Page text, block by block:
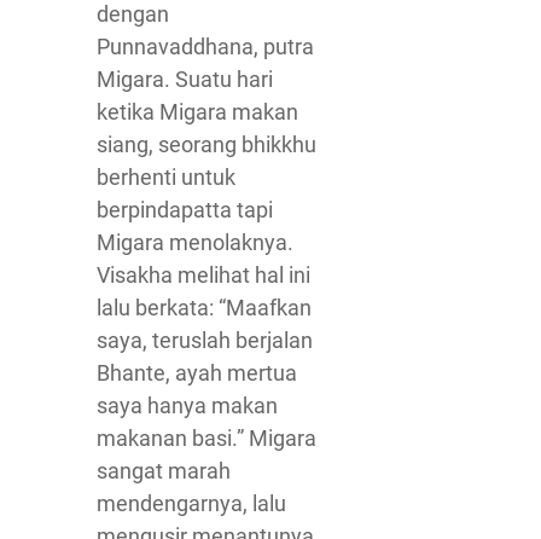
dengan
Punnavaddhana, putra
Migara. Suatu hari
ketika Migara makan
siang, seorang bhikkhu
berhenti untuk
berpindapatta tapi
Migara menolaknya.
Visakha melihat hal ini
lalu berkata: “Maafkan
saya, teruslah berjalan
Bhante, ayah mertua
saya hanya makan
makanan basi.” Migara
sangat marah
mendengarnya, lalu